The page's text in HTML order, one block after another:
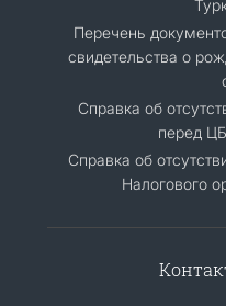
Перечень
свидетельства о
Справка об
перед
Справка об
Налогового